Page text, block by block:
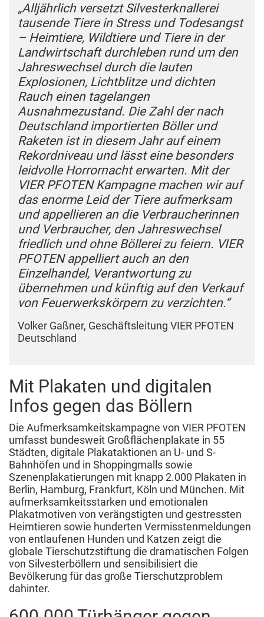
„Alljährlich versetzt Silvesterknallerei
tausende Tiere in Stress und Todesangst
– Heimtiere, Wildtiere und Tiere in der
Landwirtschaft durchleben rund um den
Jahreswechsel durch die lauten
Explosionen, Lichtblitze und dichten
Rauch einen tagelangen
Ausnahmezustand. Die Zahl der nach
Deutschland importierten Böller und
Raketen ist in diesem Jahr auf einem
Rekordniveau und lässt eine besonders
leidvolle Horrornacht erwarten. Mit der
VIER PFOTEN Kampagne machen wir auf
das enorme Leid der Tiere aufmerksam
und appellieren an die Verbraucherinnen
und Verbraucher, den Jahreswechsel
friedlich und ohne Böllerei zu feiern. VIER
PFOTEN appelliert auch an den
Einzelhandel, Verantwortung zu
übernehmen und künftig auf den Verkauf
von Feuerwerkskörpern zu verzichten.“
Volker Gaßner, Geschäftsleitung VIER PFOTEN
Deutschland
Mit Plakaten und digitalen
Infos gegen das Böllern
Die Aufmerksamkeitskampagne von VIER PFOTEN
umfasst bundesweit Großflächenplakate in 55
Städten, digitale Plakataktionen an U- und S-
Bahnhöfen und in Shoppingmalls sowie
Szenenplakatierungen mit knapp 2.000 Plakaten in
Berlin, Hamburg, Frankfurt, Köln und München. Mit
aufmerksamkeitsstarken und emotionalen
Plakatmotiven von verängstigten und gestressten
Heimtieren sowie hunderten Vermisstenmeldungen
von entlaufenen Hunden und Katzen zeigt die
globale Tierschutzstiftung die dramatischen Folgen
von Silvesterböllern und sensibilisiert die
Bevölkerung für das große Tierschutzproblem
dahinter.